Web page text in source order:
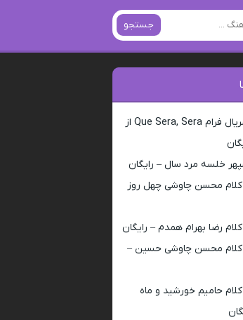
جستجو
آهنگ بی کلام سریال فرام Que Sera, Sera از
خلسه مرد سال – رایگان
کلام محسن چاوشی چهل روز
رضا بهرام همدم – رایگان
کلام محسن چاوشی حسین –
حامیم خورشید و ماه